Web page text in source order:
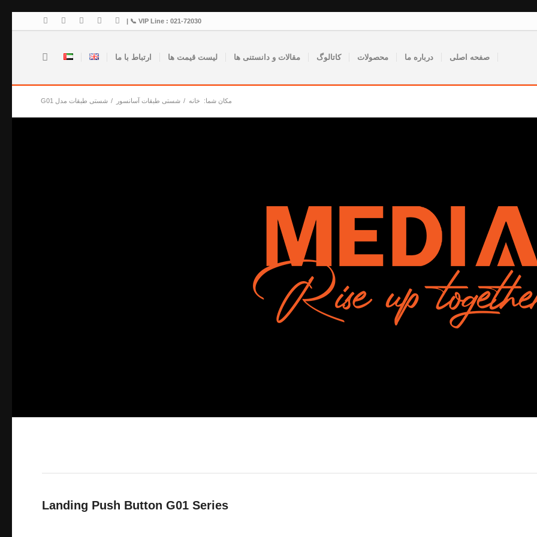
VIP Line : 021-72030 📞 |
صفحه اصلی درباره ما محصولات کاتالوگ مقالات و دانستنی ها لیست قیمت ها ارتباط با ما
مکان شما: خانه / شستی طبقات آسانسور / شستی طبقات مدل G01
Landing Push Button G01 Series